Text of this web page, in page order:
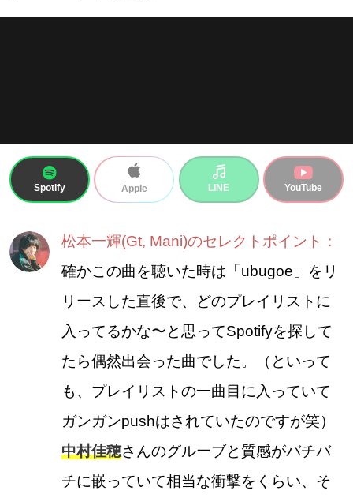
Spotify Apple LINE YouTube
松本一輝(Gt, Mani)のセレクトポイント：
確かこの曲を聴いた時は「ubugoe」をリ
リースした直後で、どのプレイリストに
入ってるかな〜と思ってSpotifyを探して
たら偶然出会った曲でした。（といって
も、プレイリストの一曲目に入っていて
ガンガンpushはされていたのですが笑）
中村佳穂さんのグルーブと質感がバチバ
チに嵌っていて相当な衝撃をくらい、そ